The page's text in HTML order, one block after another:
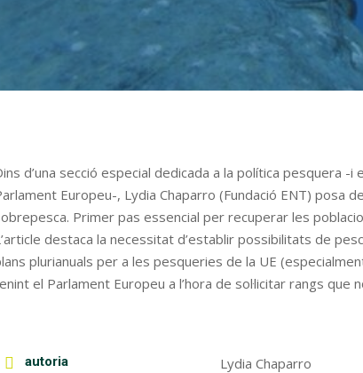
d’una secció especial dedicada a la política pesquera
Europeu-, Lydia Chaparro (Fundació ENT) posa
Primer pas essencial per recuperar les
destaca la necessitat d’establir possibilitats de
plurianuals per a les pesqueries de la UE
el Parlament Europeu a l’hora de sol·licitar rangs
autoria Lydia Chaparro